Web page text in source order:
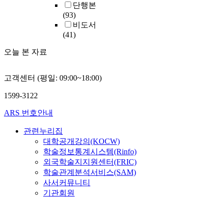
단행본
(93)
비도서
(41)
오늘 본 자료
고객센터 (평일: 09:00~18:00)
1599-3122
ARS 번호안내
관련누리집
대학공개강의(KOCW)
학술정보통계시스템(Rinfo)
외국학술지지원센터(FRIC)
학술관계분석서비스(SAM)
사서커뮤니티
기관회원